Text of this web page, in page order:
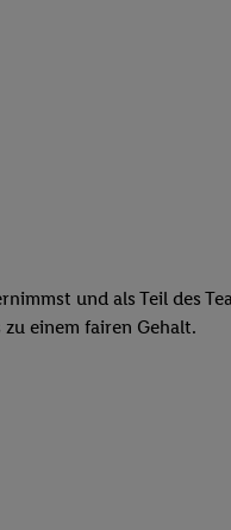
und als Teil des
einem fairen Gehalt.